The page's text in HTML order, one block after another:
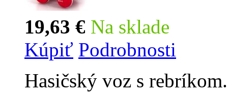
19,63 € Na sklade
Kúpiť Podrobnosti
Hasičský voz s